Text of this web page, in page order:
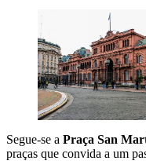
Segue-se a Praça San
praças que convida a um